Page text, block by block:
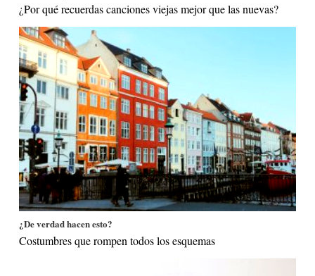
¿Por qué recuerdas canciones viejas mejor que las nuevas?
¿De verdad hacen esto?
Costumbres que rompen todos los esquemas